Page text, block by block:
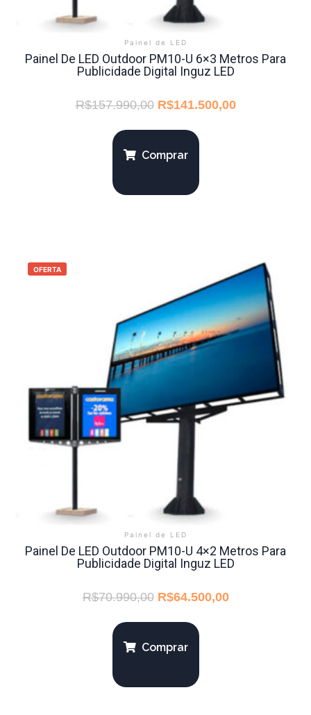
Painel de LED
Painel De LED Outdoor PM10-U 6×3 Metros Para
Publicidade Digital Inguz LED
R$157.990,00 R$141.500,00
Comprar
OFERTA
Painel de LED
Painel De LED Outdoor PM10-U 4×2 Metros Para
Publicidade Digital Inguz LED
R$70.990,00 R$64.500,00
Comprar